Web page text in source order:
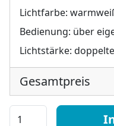
Lichtfarbe:
Bedienung: über
Lichtstärke:
Gesamtpreis
TV Klappspiegel